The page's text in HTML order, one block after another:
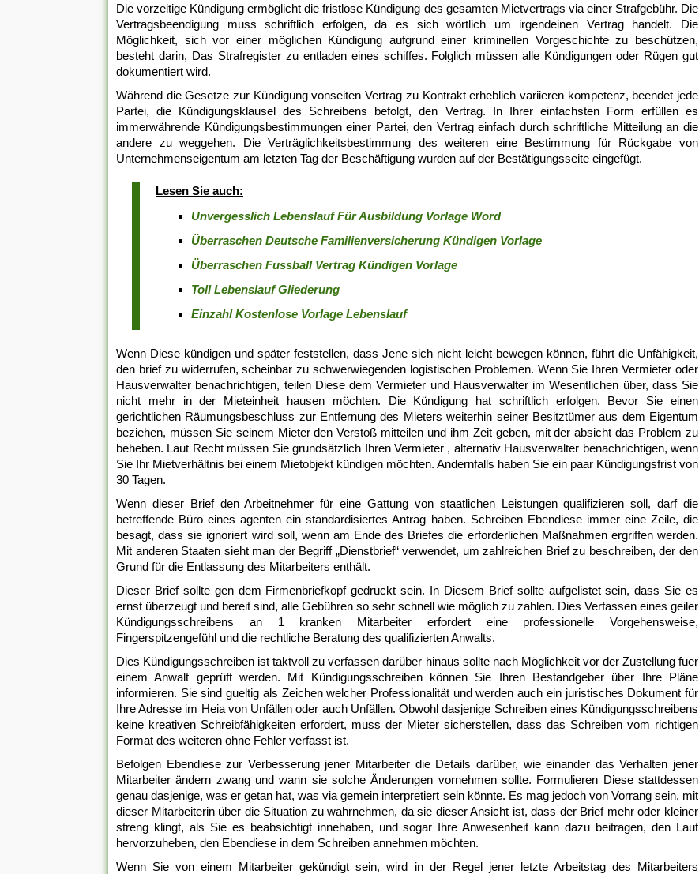
Die vorzeitige Kündigung ermöglicht die fristlose Kündigung des gesamten Mietvertrags via einer Strafgebühr. Die
Vertragsbeendigung muss schriftlich erfolgen, da es sich wörtlich um irgendeinen Vertrag handelt. Die
Möglichkeit, sich vor einer möglichen Kündigung aufgrund einer kriminellen Vorgeschichte zu beschützen,
besteht darin, Das Strafregister zu entladen eines schiffes. Folglich müssen alle Kündigungen oder Rügen gut
dokumentiert wird.
Während die Gesetze zur Kündigung vonseiten Vertrag zu Kontrakt erheblich variieren kompetenz, beendet jede
Partei, die Kündigungsklausel des Schreibens befolgt, den Vertrag. In Ihrer einfachsten Form erfüllen es
immerwährende Kündigungsbestimmungen einer Partei, den Vertrag einfach durch schriftliche Mitteilung an die
andere zu weggehen. Die Verträglichkeitsbestimmung des weiteren eine Bestimmung für Rückgabe von
Unternehmenseigentum am letzten Tag der Beschäftigung wurden auf der Bestätigungsseite eingefügt.
Lesen Sie auch:
Unvergesslich Lebenslauf Für Ausbildung Vorlage Word
Überraschen Deutsche Familienversicherung Kündigen Vorlage
Überraschen Fussball Vertrag Kündigen Vorlage
Toll Lebenslauf Gliederung
Einzahl Kostenlose Vorlage Lebenslauf
Wenn Diese kündigen und später feststellen, dass Jene sich nicht leicht bewegen können, führt die Unfähigkeit,
den brief zu widerrufen, scheinbar zu schwerwiegenden logistischen Problemen. Wenn Sie Ihren Vermieter oder
Hausverwalter benachrichtigen, teilen Diese dem Vermieter und Hausverwalter im Wesentlichen über, dass Sie
nicht mehr in der Mieteinheit hausen möchten. Die Kündigung hat schriftlich erfolgen. Bevor Sie einen
gerichtlichen Räumungsbeschluss zur Entfernung des Mieters weiterhin seiner Besitztümer aus dem Eigentum
beziehen, müssen Sie seinem Mieter den Verstoß mitteilen und ihm Zeit geben, mit der absicht das Problem zu
beheben. Laut Recht müssen Sie grundsätzlich Ihren Vermieter , alternativ Hausverwalter benachrichtigen, wenn
Sie Ihr Mietverhältnis bei einem Mietobjekt kündigen möchten. Andernfalls haben Sie ein paar Kündigungsfrist von
30 Tagen.
Wenn dieser Brief den Arbeitnehmer für eine Gattung von staatlichen Leistungen qualifizieren soll, darf die
betreffende Büro eines agenten ein standardisiertes Antrag haben. Schreiben Ebendiese immer eine Zeile, die
besagt, dass sie ignoriert wird soll, wenn am Ende des Briefes die erforderlichen Maßnahmen ergriffen werden.
Mit anderen Staaten sieht man der Begriff „Dienstbrief“ verwendet, um zahlreichen Brief zu beschreiben, der den
Grund für die Entlassung des Mitarbeiters enthält.
Dieser Brief sollte gen dem Firmenbriefkopf gedruckt sein. In Diesem Brief sollte aufgelistet sein, dass Sie es
ernst überzeugt und bereit sind, alle Gebühren so sehr schnell wie möglich zu zahlen. Dies Verfassen eines geiler
Kündigungsschreibens an 1 kranken Mitarbeiter erfordert eine professionelle Vorgehensweise,
Fingerspitzengefühl und die rechtliche Beratung des qualifizierten Anwalts.
Dies Kündigungsschreiben ist taktvoll zu verfassen darüber hinaus sollte nach Möglichkeit vor der Zustellung fuer
einem Anwalt geprüft werden. Mit Kündigungsschreiben können Sie Ihren Bestandgeber über Ihre Pläne
informieren. Sie sind gueltig als Zeichen welcher Professionalität und werden auch ein juristisches Dokument für
Ihre Adresse im Heia von Unfällen oder auch Unfällen. Obwohl dasjenige Schreiben eines Kündigungsschreibens
keine kreativen Schreibfähigkeiten erfordert, muss der Mieter sicherstellen, dass das Schreiben vom richtigen
Format des weiteren ohne Fehler verfasst ist.
Befolgen Ebendiese zur Verbesserung jener Mitarbeiter die Details darüber, wie einander das Verhalten jener
Mitarbeiter ändern zwang und wann sie solche Änderungen vornehmen sollte. Formulieren Diese stattdessen
genau dasjenige, was er getan hat, was via gemein interpretiert sein könnte. Es mag jedoch von Vorrang sein, mit
dieser Mitarbeiterin über die Situation zu wahrnehmen, da sie dieser Ansicht ist, dass der Brief mehr oder kleiner
streng klingt, als Sie es beabsichtigt innehaben, und sogar Ihre Anwesenheit kann dazu beitragen, den Laut
hervorzuheben, den Ebendiese in dem Schreiben annehmen möchten.
Wenn Sie von einem Mitarbeiter gekündigt sein, wird in der Regel jener letzte Arbeitstag des Mitarbeiters